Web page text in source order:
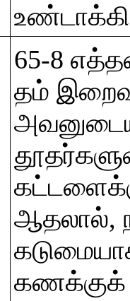
65-8
தம்
ஆதலால்,
கணக்குக்